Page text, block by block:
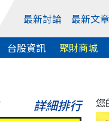
最新討論 最新文章
台股資訊 聚財商城
詳細排行 您